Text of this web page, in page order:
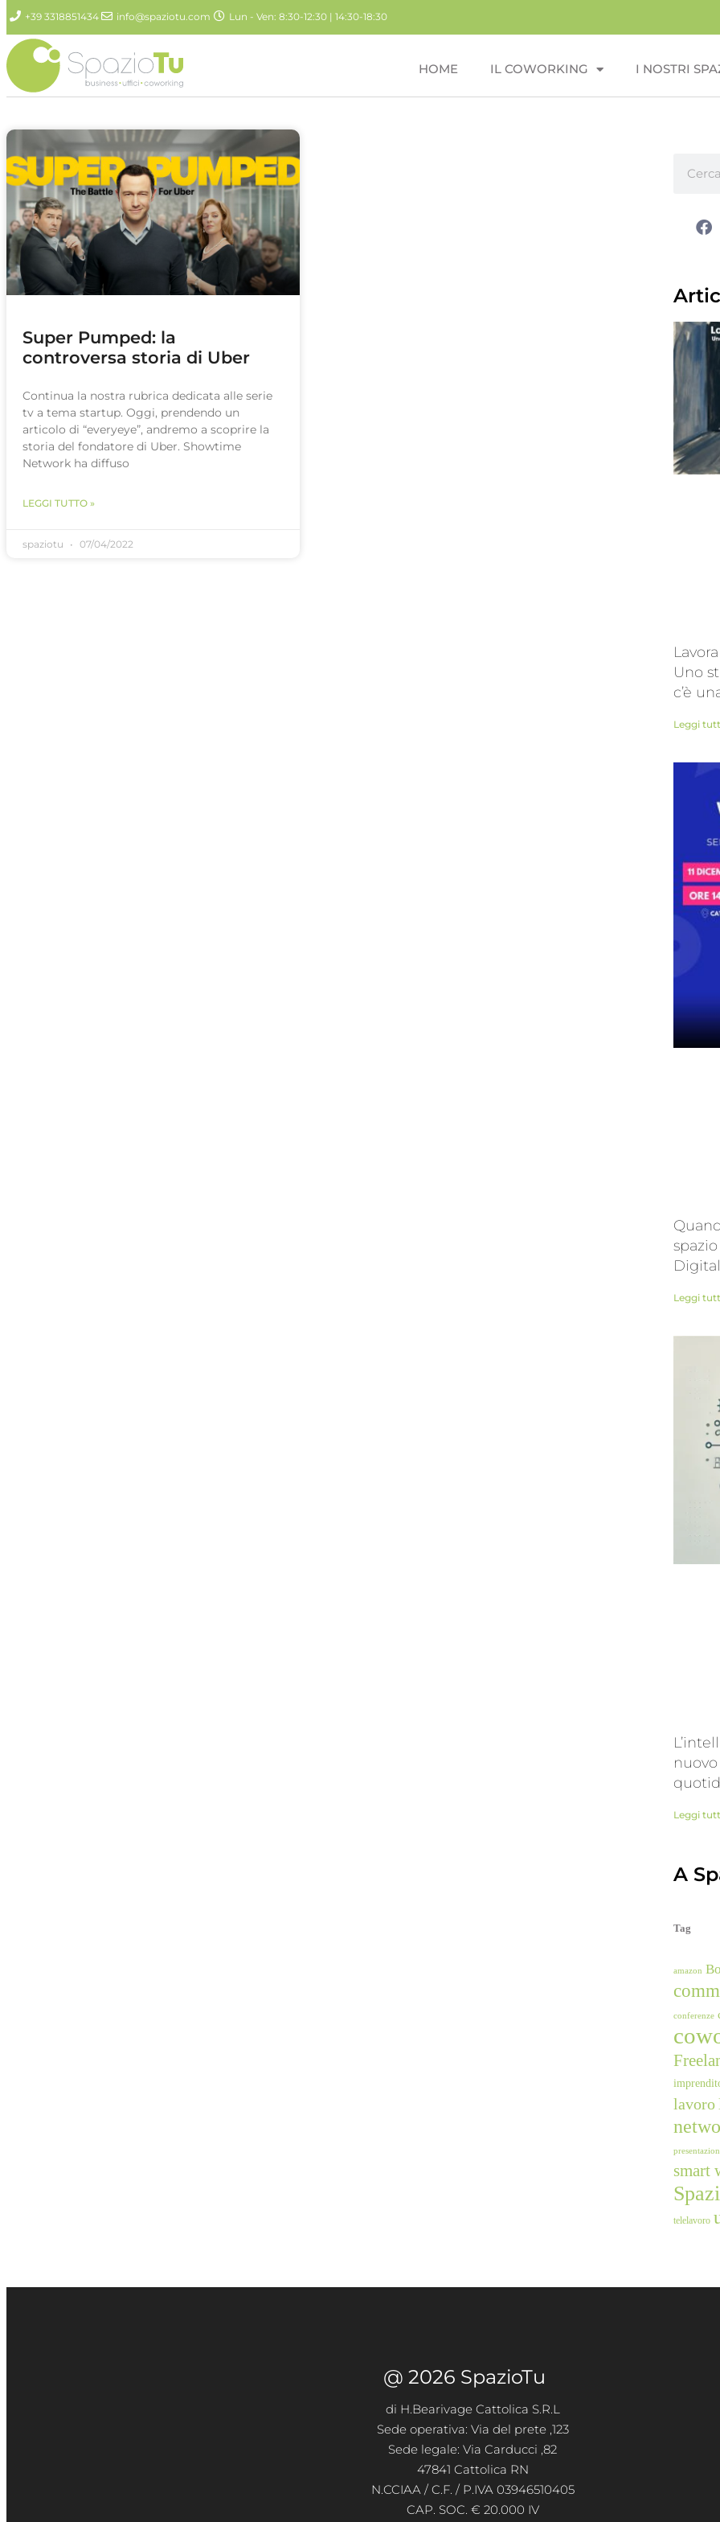
+39 3318851434 info@spaziotu.com Lun - Ven: 8:30-12:30 | 14:30-18:30
HOME IL COWORKING I NOSTRI
Super Pumped: la
controversa storia di Uber
Continua la nostra rubrica dedicata alle serie
tv a tema startup. Oggi, prendendo un
articolo di “everyeye”, andremo a scoprire la
storia del fondatore di Uber. Showtime
Network ha diffuso
LEGGI TUTTO »
spaziotu 07/04/2022
Uno
c’è
Leggi
Leggi
Leggi
A
Tag
amazon
conferenze
lavoro
smart
telelavoro
@ 2026 SpazioTu
di H.Bearivage Cattolica S.R.L
Sede operativa: Via del prete ,123
Sede legale: Via Carducci ,82
47841 Cattolica RN
N.CCIAA / C.F. / P.IVA 03946510405
CAP. SOC. € 20.000 IV